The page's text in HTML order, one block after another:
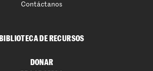
Contáctanos
BIBLIOTECA DE RECURSOS
DONAR